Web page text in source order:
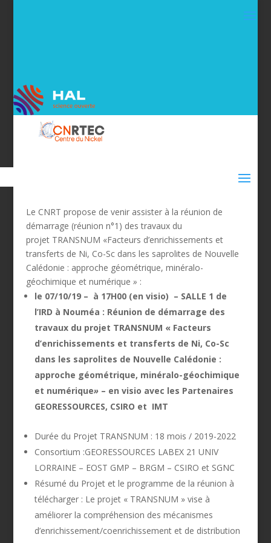
Le CNRT propose de venir assister à la réunion de
démarrage (réunion n°1) des travaux du
projet TRANSNUM «Facteurs d’enrichissements et
transferts de Ni, Co-Sc dans les saprolites de Nouvelle
Calédonie : approche géométrique, minéralo-
géochimique et numérique » :
le 07/10/19 – à 17H00 (en visio) – SALLE 1 de
l’IRD à Nouméa : Réunion de démarrage des
travaux du projet TRANSNUM « Facteurs
d’enrichissements et transferts de Ni, Co-Sc
dans les saprolites de Nouvelle Calédonie :
approche géométrique, minéralo-géochimique
et numérique»– en visio avec les Partenaires
GEORESSOURCES, CSIRO et IMT
Durée du Projet TRANSNUM : 18 mois / 2019-2022
Consortium :GEORESSOURCES LABEX 21 UNIV
LORRAINE – EOST GMP – BRGM – CSIRO et SGNC
Résumé du Projet et le programme de la réunion à
télécharger : Le projet « TRANSNUM » vise à
améliorer la compréhension des mécanismes
d’enrichissement/coenrichissement et de distribution